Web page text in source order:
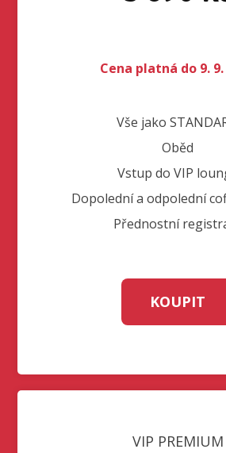
Cena platná do 9. 9.
Vše jako
Oběd
Vstup do VIP
Dopolední a odpolední
Přednostní
KOUPIT
VIP PREMIUM